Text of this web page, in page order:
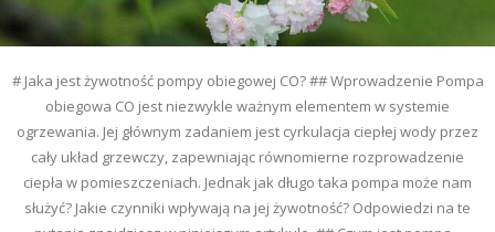
# Jaka jest żywotność pompy obiegowej CO? ## Wprowadzenie Pompa
obiegowa CO jest niezwykle ważnym elementem w systemie
ogrzewania. Jej głównym zadaniem jest cyrkulacja ciepłej wody przez
cały układ grzewczy, zapewniając równomierne rozprowadzenie
ciepła w pomieszczeniach. Jednak jak długo taka pompa może nam
służyć? Jakie czynniki wpływają na jej żywotność? Odpowiedzi na te